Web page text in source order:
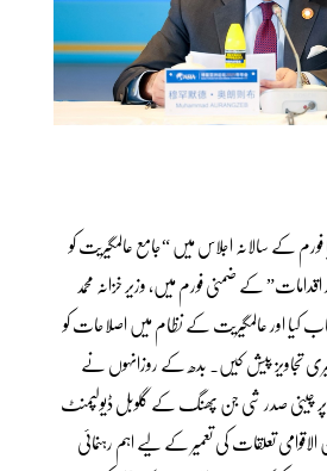
ایشیا فورم کے سالانہ اجلاس میں “جامع عالمگیریت کو
کے ضمنی فورم میں، وزیر خزانہ محمد
اور عالمگیریت کے نظام میں اصلاحات کو
تجاویز پیش کیں۔ بدھ کے روزانہوں نے
چینی صدر شی جن پھنگ کے گلوبل ڈیولپمنٹ
تعلقات کی تعمیر کے لیے اہم رہنمائی